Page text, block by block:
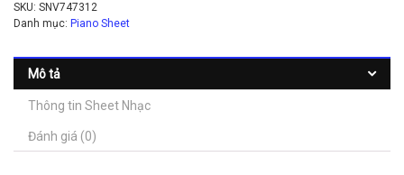
SKU: SNV747312
Danh mục: Piano Sheet
Mô tả
Thông tin Sheet Nhạc
Đánh giá (0)